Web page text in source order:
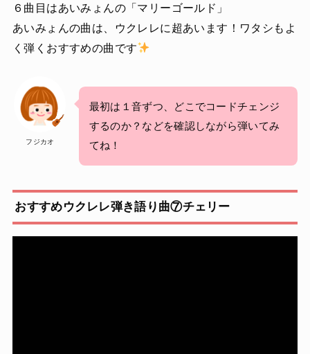
６曲目はあいみょんの「マリーゴールド」
あいみょんの曲は、ウクレレに超あいます！ワタシもよ
く弾くおすすめの曲です
フジカオ
最初は１音ずつ、どこでコードチェンジ
するのか？などを確認しながら弾いてみ
てね！
おすすめウクレレ弾き語り曲⑦チェリー